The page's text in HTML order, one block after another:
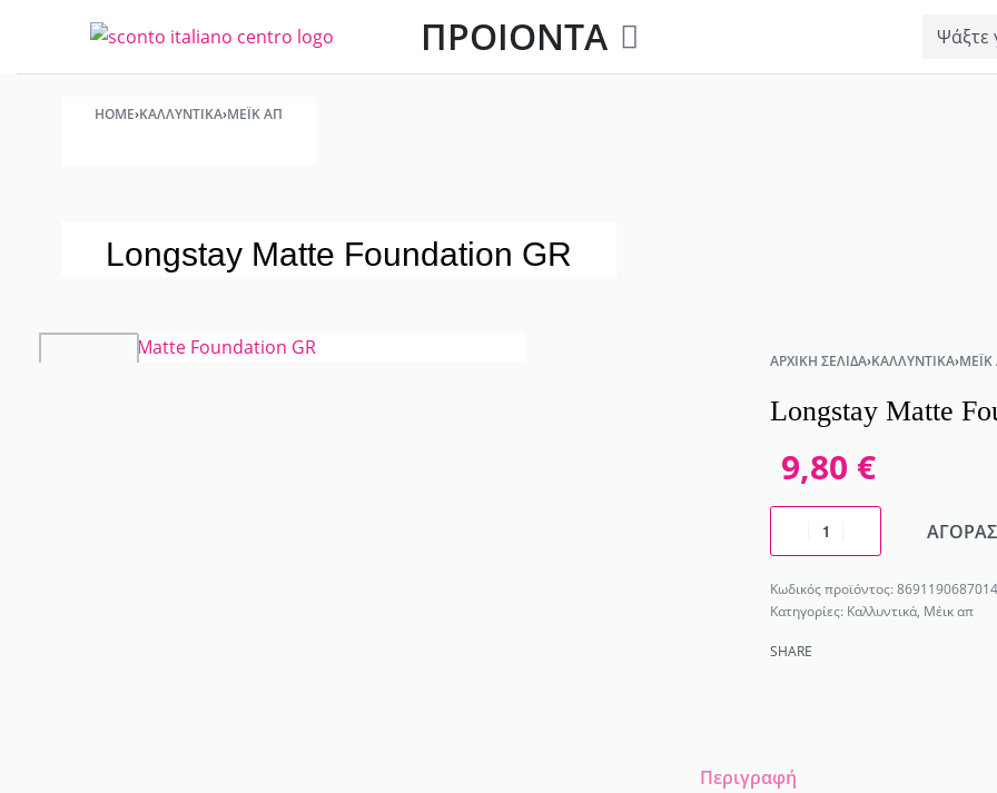
ΠΡΟΙΟΝΤΑ
HOME›ΚΑΛΛΥΝΤΙΚΆ›ΜΈΙΚ ΑΠ
Longstay Matte Foundation GR
ΑΡΧΙΚΉ ΣΕΛΊΔΑ›ΚΑΛΛΥΝΤΙΚΆ›
Longstay Matte
9,80 €
8691190687014
Κατηγορίες: Καλλυντικά, Μέικ απ
SHARE
Περιγραφή